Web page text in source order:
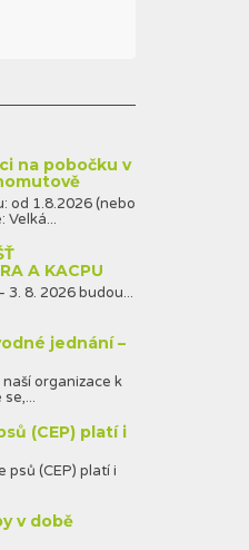
na pobočku v
od 1.8.2026 (nebo
Velká...
A KACPU
3. 8. 2026 budou...
jednání –
organizace k
(CEP) platí i
psů (CEP) platí i
v době